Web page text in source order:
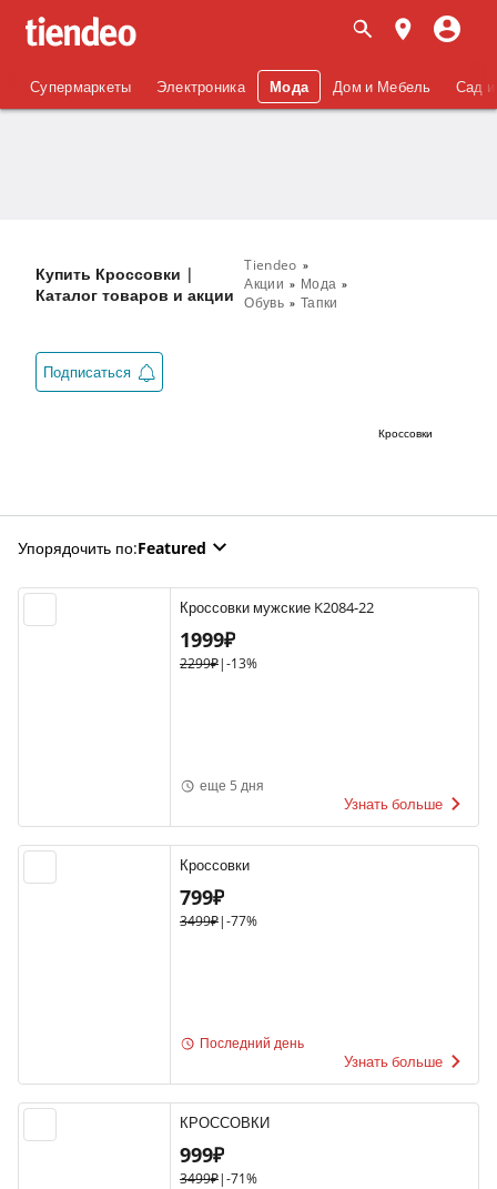
Супермаркеты Электроника Мода Дом и Мебель Сад
Кроссовки
Tiendeo
Акции
Мода
Обувь
Тапки
Купить Кроссовки |
Каталог товаров и акции
Подписаться
Упорядочить по:Featured
Кроссовки мужские K2084-22
1999₽
2299₽|-13%
еще 5 дня
Узнать больше
Кроссовки
799₽
3499₽|-77%
Последний день
Узнать больше
КРОССОВКИ
999₽
3499₽|-71%